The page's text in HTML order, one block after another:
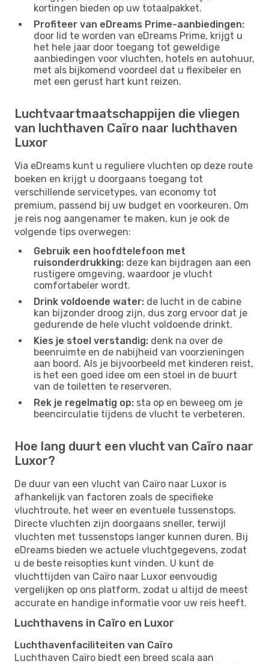
kortingen bieden op uw totaalpakket.
Profiteer van eDreams Prime-aanbiedingen:
door lid te worden van eDreams Prime, krijgt u
het hele jaar door toegang tot geweldige
aanbiedingen voor vluchten, hotels en autohuur,
met als bijkomend voordeel dat u flexibeler en
met een gerust hart kunt reizen.
Luchtvaartmaatschappijen die vliegen
van luchthaven Caïro naar luchthaven
Luxor
Via eDreams kunt u reguliere vluchten op deze route
boeken en krijgt u doorgaans toegang tot
verschillende servicetypes, van economy tot
premium, passend bij uw budget en voorkeuren. Om
je reis nog aangenamer te maken, kun je ook de
volgende tips overwegen:
Gebruik een hoofdtelefoon met
ruisonderdrukking: deze kan bijdragen aan een
rustigere omgeving, waardoor je vlucht
comfortabeler wordt.
Drink voldoende water: de lucht in de cabine
kan bijzonder droog zijn, dus zorg ervoor dat je
gedurende de hele vlucht voldoende drinkt.
Kies je stoel verstandig: denk na over de
beenruimte en de nabijheid van voorzieningen
aan boord. Als je bijvoorbeeld met kinderen reist,
is het een goed idee om een ​​stoel in de buurt
van de toiletten te reserveren.
Rek je regelmatig op: sta op en beweeg om je
beencirculatie tijdens de vlucht te verbeteren.
Hoe lang duurt een vlucht van Caïro naar
Luxor?
De duur van een vlucht van Caïro naar Luxor is
afhankelijk van factoren zoals de specifieke
vluchtroute, het weer en eventuele tussenstops.
Directe vluchten zijn doorgaans sneller, terwijl
vluchten met tussenstops langer kunnen duren. Bij
eDreams bieden we actuele vluchtgegevens, zodat
u de beste reisopties kunt vinden. U kunt de
vluchttijden van Caïro naar Luxor eenvoudig
vergelijken op ons platform, zodat u altijd de meest
accurate en handige informatie voor uw reis heeft.
Luchthavens in Caïro en Luxor
Luchthavenfaciliteiten van Caïro
Luchthaven Caïro biedt een breed scala aan